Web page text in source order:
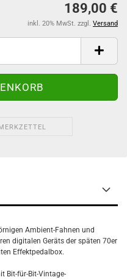
189,00 €
inkl. 20% MwSt. zzgl. Versand
Ambient-Fahnen und
digitalen Geräts der späten 70er
Effektpedalbox.
Bit-für-Bit-Vintage-